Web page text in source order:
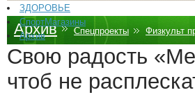
ЗДОРОВЬЕ
СпортМагазины
Архив
Архив Спецпроекты Физкульт
Свою радость
чтоб не